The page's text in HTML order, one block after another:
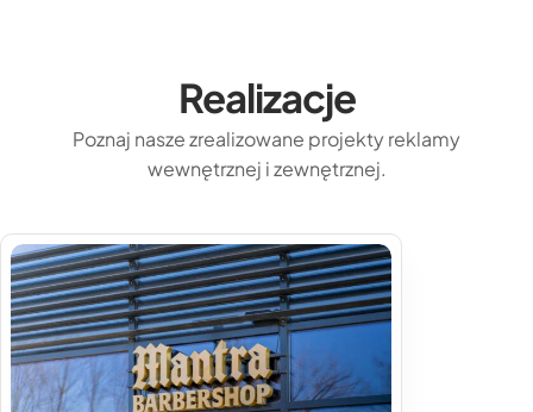
Realizacje
Poznaj nasze zrealizowane projekty reklamy
wewnętrznej i zewnętrznej.